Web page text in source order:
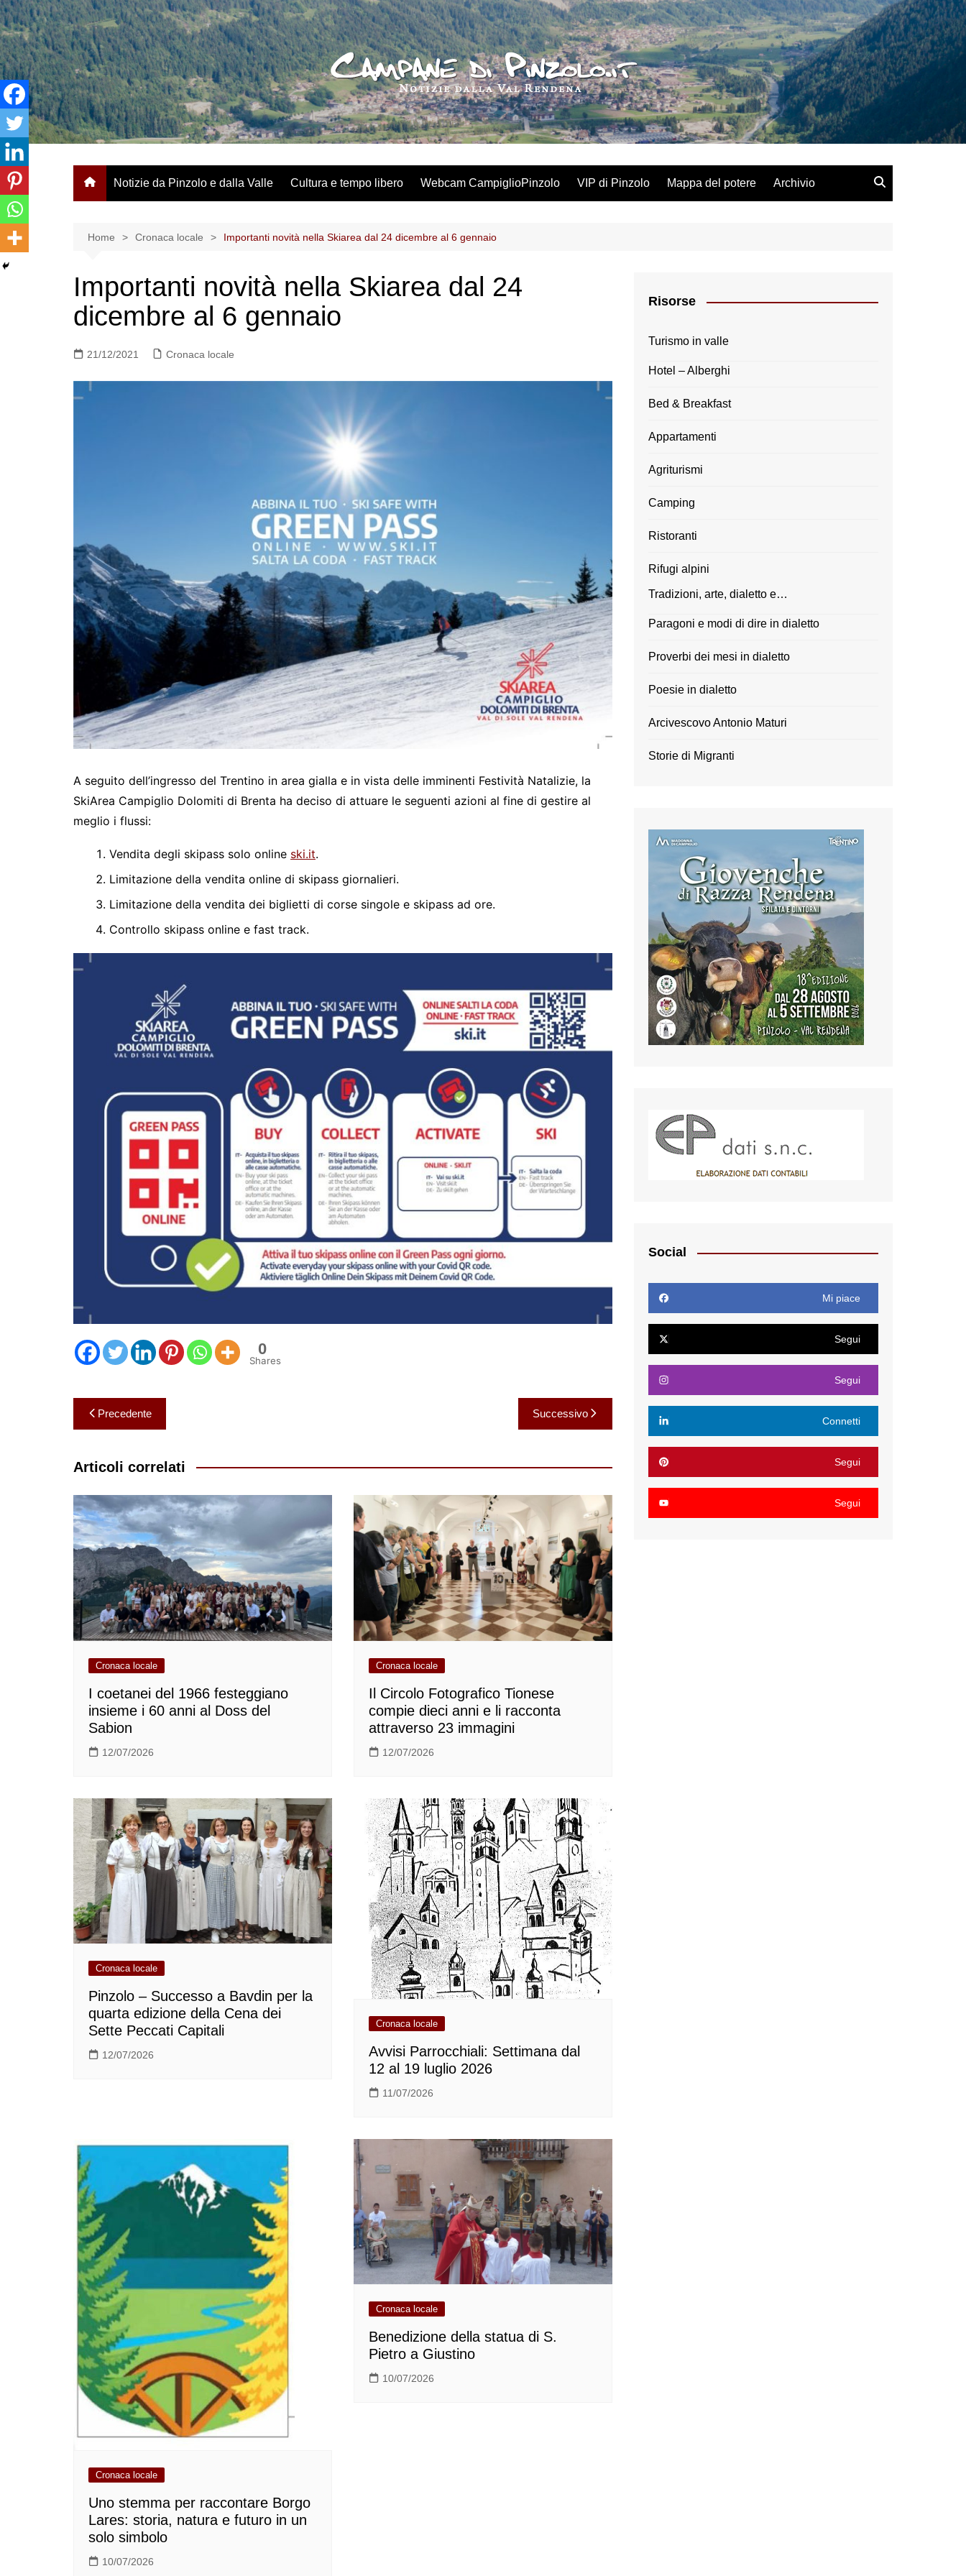
Salta
al
contenuto
Notizie da Pinzolo e dalla Valle Cultura e tempo libero Webcam CampiglioPinzolo VIP di Pinzolo Mappa del potere Archivio
Home Cronaca locale Importanti novità nella Skiarea dal 24 dicembre al 6 gennaio
Importanti novità nella Skiarea dal 24
dicembre al 6 gennaio
21/12/2021 Cronaca locale
A seguito dell’ingresso del Trentino in area gialla e in vista delle imminenti Festività Natalizie, la
SkiArea Campiglio Dolomiti di Brenta ha deciso di attuare le seguenti azioni al fine di gestire al
meglio i flussi:
Vendita degli skipass solo online ski.it.
Limitazione della vendita online di skipass giornalieri.
Limitazione della vendita dei biglietti di corse singole e skipass ad ore.
Controllo skipass online e fast track.
0
Shares
Navigazione
articoli
Precedente Successivo
Articoli correlati
Cronaca locale
I coetanei del 1966 festeggiano
insieme i 60 anni al Doss del
Sabion
12/07/2026
Cronaca locale
Il Circolo Fotografico Tionese
compie dieci anni e li racconta
attraverso 23 immagini
12/07/2026
Cronaca locale
Pinzolo – Successo a Bavdin per la
quarta edizione della Cena dei
Sette Peccati Capitali
12/07/2026
Cronaca locale
Avvisi Parrocchiali: Settimana dal
12 al 19 luglio 2026
11/07/2026
Cronaca locale
Uno stemma per raccontare Borgo
Lares: storia, natura e futuro in un
solo simbolo
10/07/2026
Cronaca locale
Benedizione della statua di S.
Pietro a Giustino
10/07/2026
Risorse
Turismo in valle
Hotel – Alberghi
Bed & Breakfast
Appartamenti
Agriturismi
Camping
Ristoranti
Rifugi alpini
Tradizioni, arte, dialetto e…
Paragoni e modi di dire in dialetto
Proverbi dei mesi in dialetto
Poesie in dialetto
Arcivescovo Antonio Maturi
Storie di Migranti
Social
Mi piace
Segui
Segui
Connetti
Segui
Segui